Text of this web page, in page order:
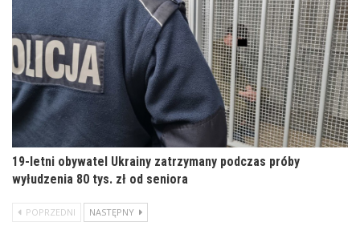
19-letni obywatel Ukrainy zatrzymany podczas próby
wyłudzenia 80 tys. zł od seniora
POPRZEDNI NASTĘPNY